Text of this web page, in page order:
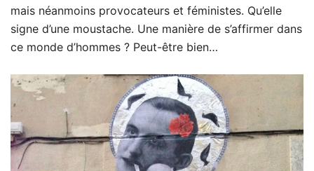
mais néanmoins provocateurs et féministes. Qu’elle
signe d’une moustache. Une manière de s’affirmer dans
ce monde d’hommes ? Peut-être bien…